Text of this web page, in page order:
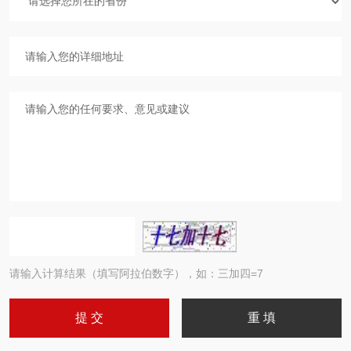
请输入计算结果（填写阿拉伯数字），如：三加四=7